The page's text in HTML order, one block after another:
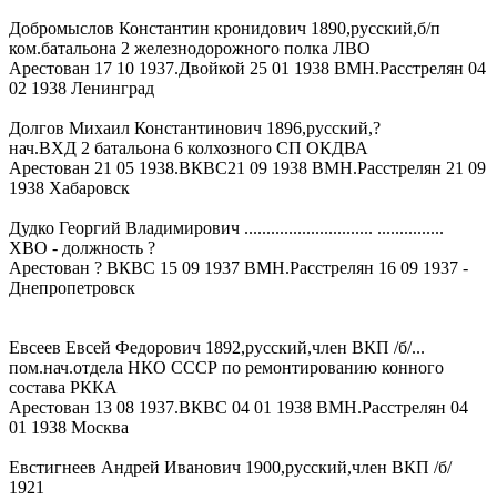
Добромыслов Константин кронидович 1890,русский,б/п
ком.батальона 2 железнодорожного полка ЛВО
Арестован 17 10 1937.Двойкой 25 01 1938 ВМН.Расстрелян 04
02 1938 Ленинград
Долгов Михаил Константинович 1896,русский,?
нач.ВХД 2 батальона 6 колхозного СП ОКДВА
Арестован 21 05 1938.ВКВС21 09 1938 ВМН.Расстрелян 21 09
1938 Хабаровск
Дудко Георгий Владимирович ............................. ...............
ХВО - должность ?
Арестован ? ВКВС 15 09 1937 ВМН.Расстрелян 16 09 1937 -
Днепропетровск
Евсеев Евсей Федорович 1892,русский,член ВКП /б/...
пом.нач.отдела НКО СССР по ремонтированию конного
состава РККА
Арестован 13 08 1937.ВКВС 04 01 1938 ВМН.Расстрелян 04
01 1938 Москва
Евстигнеев Андрей Иванович 1900,русский,член ВКП /б/
1921